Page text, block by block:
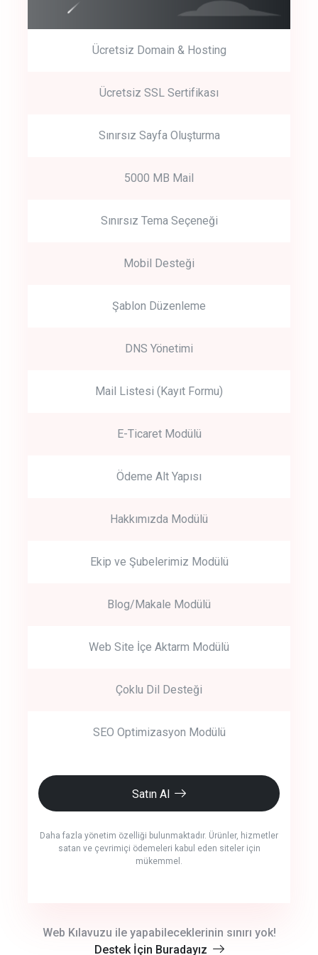
Get Started
Start by trying our service for 30 days free trial no credit card
Ücretsiz Domain & Hosting
Ücretsiz SSL Sertifikası
Sınırsız Sayfa Oluşturma
5000 MB Mail
Sınırsız Tema Seçeneği
Mobil Desteği
Şablon Düzenleme
DNS Yönetimi
Mail Listesi (Kayıt Formu)
E-Ticaret Modülü
Ödeme Alt Yapısı
Hakkımızda Modülü
Ekip ve Şubelerimiz Modülü
Blog/Makale Modülü
Web Site İçe Aktarm Modülü
Çoklu Dil Desteği
SEO Optimizasyon Modülü
Satın Al
Daha fazla yönetim özelliği bulunmaktadır. Ürünler, hizmetler
satan ve çevrimiçi ödemeleri kabul eden siteler için
mükemmel.
Web Kılavuzu ile yapabileceklerinin sınırı yok!
Destek İçin Buradayız